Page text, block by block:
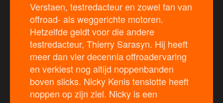
Verstaen, testredacteur en zowel fan van
offroad- als weggerichte motoren.
Hetzelfde geldt voor die andere
testredacteur, Thierry Sarasyn. Hij heeft
meer dan vier decennia offroadervaring
en verkiest nog altijd noppenbanden
boven slicks. Nicky Kenis tenslotte heeft
noppen op zijn ziel. Nicky is een